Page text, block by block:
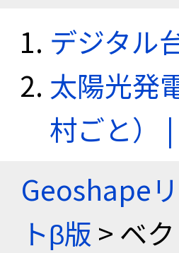
デジタル
太陽光発
村ごと）
Geoshape
トβ版 > ベ